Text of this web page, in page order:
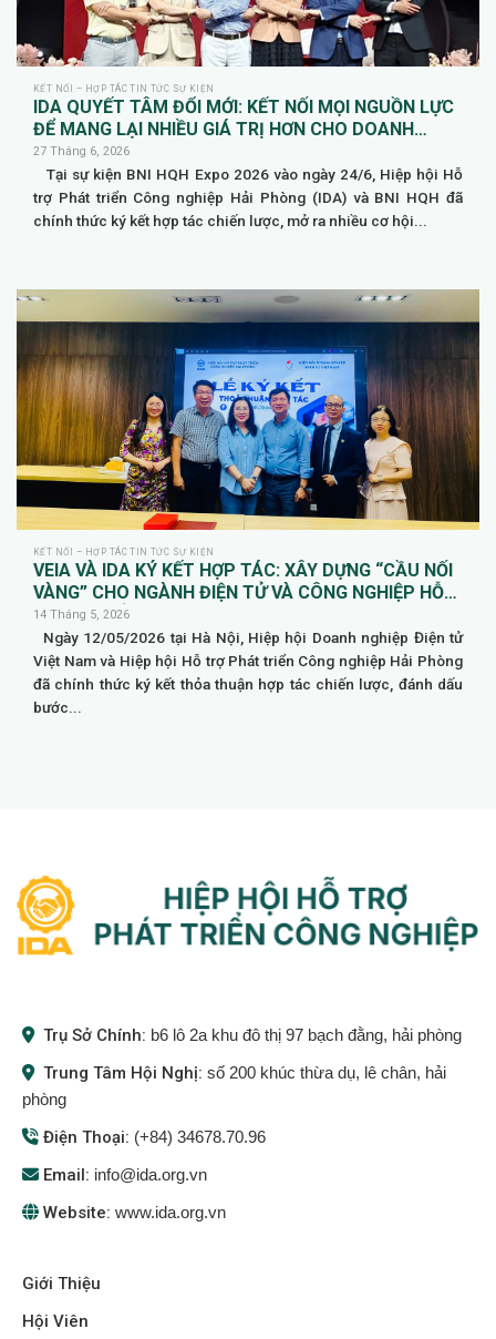
KẾT NỐI – HỢP TÁC TIN TỨC SỰ KIỆN
IDA QUYẾT TÂM ĐỔI MỚI: KẾT NỐI MỌI NGUỒN LỰC
ĐỂ MANG LẠI NHIỀU GIÁ TRỊ HƠN CHO DOANH
NGHIỆP HỘI VIÊN
27 Tháng 6, 2026
Tại sự kiện BNI HQH Expo 2026 vào ngày 24/6, Hiệp hội Hỗ
trợ Phát triển Công nghiệp Hải Phòng (IDA) và BNI HQH đã
chính thức ký kết hợp tác chiến lược, mở ra nhiều cơ hội...
KẾT NỐI – HỢP TÁC TIN TỨC SỰ KIỆN
VEIA VÀ IDA KÝ KẾT HỢP TÁC: XÂY DỰNG “CẦU NỐI
VÀNG” CHO NGÀNH ĐIỆN TỬ VÀ CÔNG NGHIỆP HỖ
TRỢ TẠI HẢI PHÒNG
14 Tháng 5, 2026
Ngày 12/05/2026 tại Hà Nội, Hiệp hội Doanh nghiệp Điện tử
Việt Nam và Hiệp hội Hỗ trợ Phát triển Công nghiệp Hải Phòng
đã chính thức ký kết thỏa thuận hợp tác chiến lược, đánh dấu
bước...
Trụ Sở Chính: b6 lô 2a khu đô thị 97 bạch đằng, hải phòng
Trung Tâm Hội Nghị: số 200 khúc thừa dụ, lê chân, hải
phòng
Điện Thoại: (+84) 34678.70.96
Email: info@ida.org.vn
Website: www.ida.org.vn
Giới Thiệu
Hội Viên